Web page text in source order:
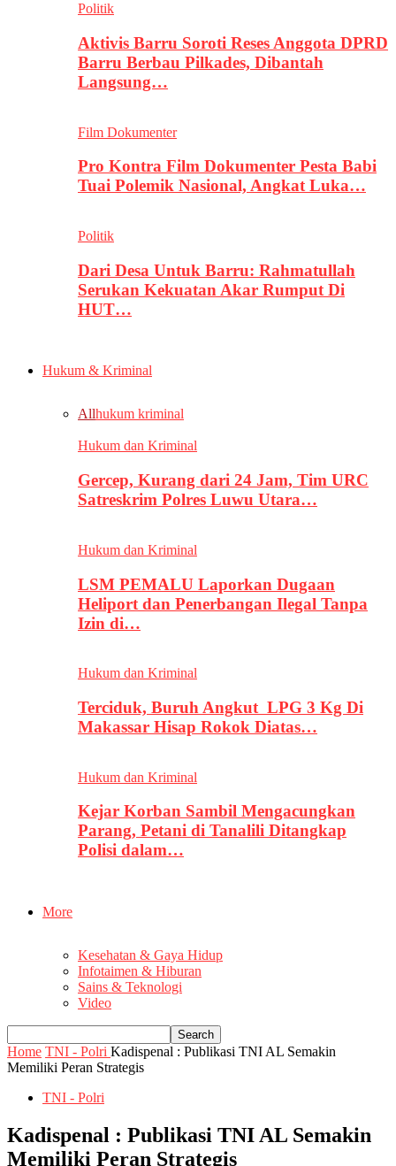
Politik
Aktivis Barru Soroti Reses Anggota DPRD
Barru Berbau Pilkades, Dibantah
Langsung…
Film Dokumenter
Pro Kontra Film Dokumenter Pesta Babi
Tuai Polemik Nasional, Angkat Luka…
Politik
Dari Desa Untuk Barru: Rahmatullah
Serukan Kekuatan Akar Rumput Di
HUT…
Hukum & Kriminal
Allhukum kriminal
Hukum dan Kriminal
Gercep, Kurang dari 24 Jam, Tim URC
Satreskrim Polres Luwu Utara…
Hukum dan Kriminal
LSM PEMALU Laporkan Dugaan
Heliport dan Penerbangan Ilegal Tanpa
Izin di…
Hukum dan Kriminal
Terciduk, Buruh Angkut LPG 3 Kg Di
Makassar Hisap Rokok Diatas…
Hukum dan Kriminal
Kejar Korban Sambil Mengacungkan
Parang, Petani di Tanalili Ditangkap
Polisi dalam…
More
Kesehatan & Gaya Hidup
Infotaimen & Hiburan
Sains & Teknologi
Video
Home TNI - Polri Kadispenal : Publikasi TNI AL Semakin
Memiliki Peran Strategis
TNI - Polri
Kadispenal : Publikasi TNI AL Semakin
Memiliki Peran Strategis